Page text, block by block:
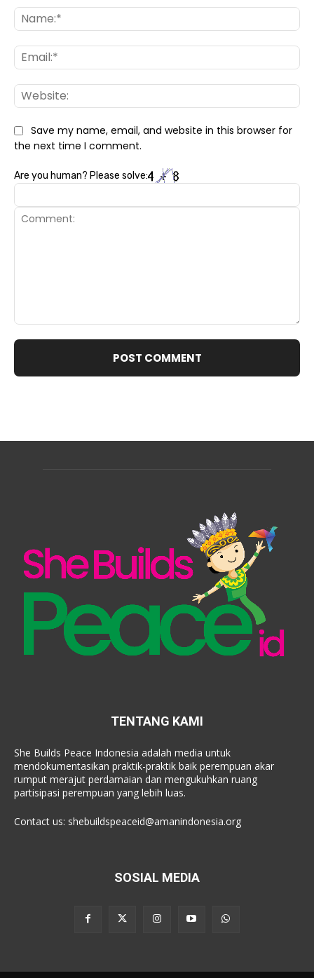
Save my name, email, and website in this browser for
the next time I comment.
Are you human? Please solve:
TENTANG KAMI
She Builds Peace Indonesia adalah media untuk
mendokumentasikan praktik-praktik baik perempuan akar
rumput merajut perdamaian dan mengukuhkan ruang
partisipasi perempuan yang lebih luas.
Contact us: shebuildspeaceid@amanindonesia.org
SOSIAL MEDIA